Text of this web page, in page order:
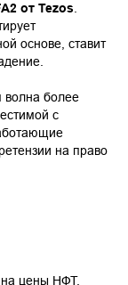
от Tezos.
основе, ставит
волна более
с
на право
на цены НФТ.